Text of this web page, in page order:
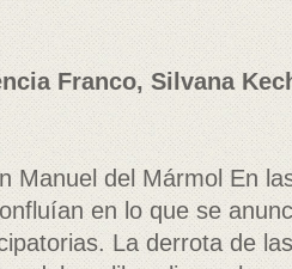
Franco, Silvana
Manuel del Mármol En
en lo que se
La derrota de